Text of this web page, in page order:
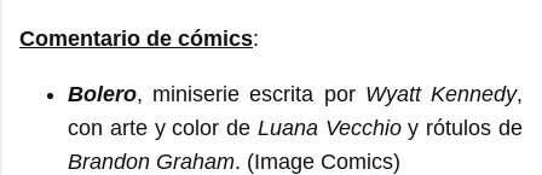
Comentario de cómics:
Bolero, miniserie escrita por Wyatt Kennedy,
con arte y color de Luana Vecchioy rótulos de
Brandon Graham. (Image Comics)